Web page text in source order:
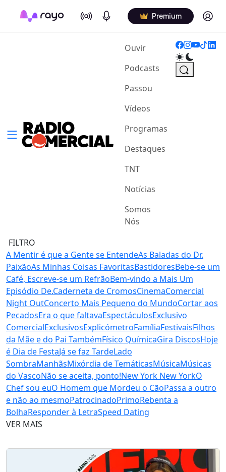
On Air Podcasts Premium Log in
Ouvir(current)
Podcasts
Passou
Vídeos
Programas
Destaques
TNT
Notícias
Somos
Nós
FILTRO
A Mentir é que a Gente se EntendeAs Baladas do Dr.
PaixãoAs Minhas Coisas FavoritasBastidoresBebe-se um
Café, Escreve-se um RefrãoBem-vindo a Mais Um
Episódio De.Caderneta de CromosCinemaComercial
Night OutConcerto Mais Pequeno do MundoCortar aos
PecadosEra o que faltavaEspectáculosExclusivo
ComercialExclusivosExplicómetroFamíliaFestivaisFilhos
da Mãe e do Pai TambémFísico QuímicaGira DiscosHoje
é Dia de FestaJá se faz TardeLado
SombraManhãsMixórdia de TemáticasMúsicaMúsicas
do VascoNão se aceita, ponto!New York New YorkO
Chef sou euO Homem que Mordeu o CãoPassa a outro
e não ao mesmoPatrocinadoPrimoRebenta a
BolhaResponder à LetraSpeed Dating
VER MAIS